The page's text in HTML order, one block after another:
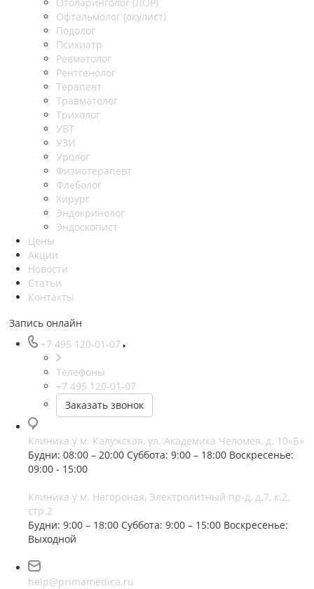
Офтальмолог (окулист)
Подолог
Психиатр
Ревматолог
Рентгенолог
Терапевт
Травматолог
Трихолог
УВТ
УЗИ
Уролог
Физиотерапевт
Флеболог
Хирург
Эндокринолог
Эндоскопист
Цены
Акции
Новости
Статьи
Контакты
Запись онлайн
+7 495 120-01-07
Телефоны
+7 495 120-01-07
Заказать звонок
Клиника у м. Калужская, ул. Академика Челомея, д. 10«Б»
Будни: 08:00 – 20:00 Суббота: 9:00 – 18:00 Воскресенье:
09:00 - 15:00
Клиника у м. Нагороная, Электролитный пр-д, д.7, к.2,
стр.2
Будни: 9:00 – 18:00 Суббота: 9:00 – 15:00 Воскресенье:
Выходной
help@primamedica.ru